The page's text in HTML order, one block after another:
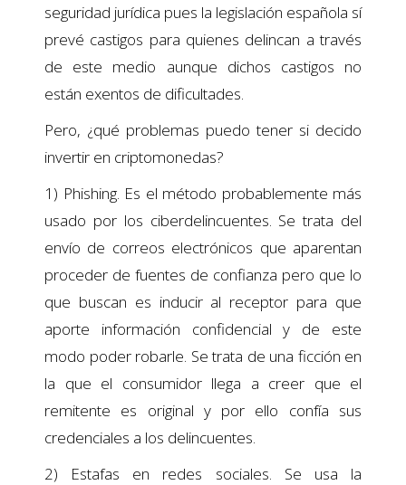
seguridad jurídica pues la legislación española sí
prevé castigos para quienes delincan a través
de este medio aunque dichos castigos no
están exentos de dificultades.
Pero, ¿qué problemas puedo tener si decido
invertir en criptomonedas?
1) Phishing. Es el método probablemente más
usado por los ciberdelincuentes. Se trata del
envío de correos electrónicos que aparentan
proceder de fuentes de confianza pero que lo
que buscan es inducir al receptor para que
aporte información confidencial y de este
modo poder robarle. Se trata de una ficción en
la que el consumidor llega a creer que el
remitente es original y por ello confía sus
credenciales a los delincuentes.
2) Estafas en redes sociales. Se usa la